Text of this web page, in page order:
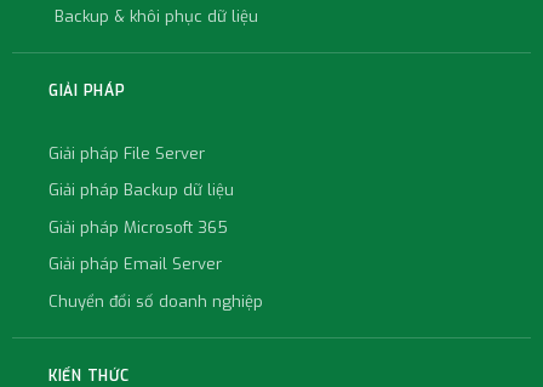
Backup & khôi phục dữ liệu
GIẢI PHÁP
Giải pháp File Server
Giải pháp Backup dữ liệu
Giải pháp Microsoft 365
Giải pháp Email Server
Chuyển đổi số doanh nghiệp
KIẾN THỨC